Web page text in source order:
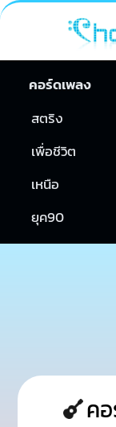
คอร์ดเพลง
สตริง
เพื่อชีวิต
เหนือ
ยุค90
ค